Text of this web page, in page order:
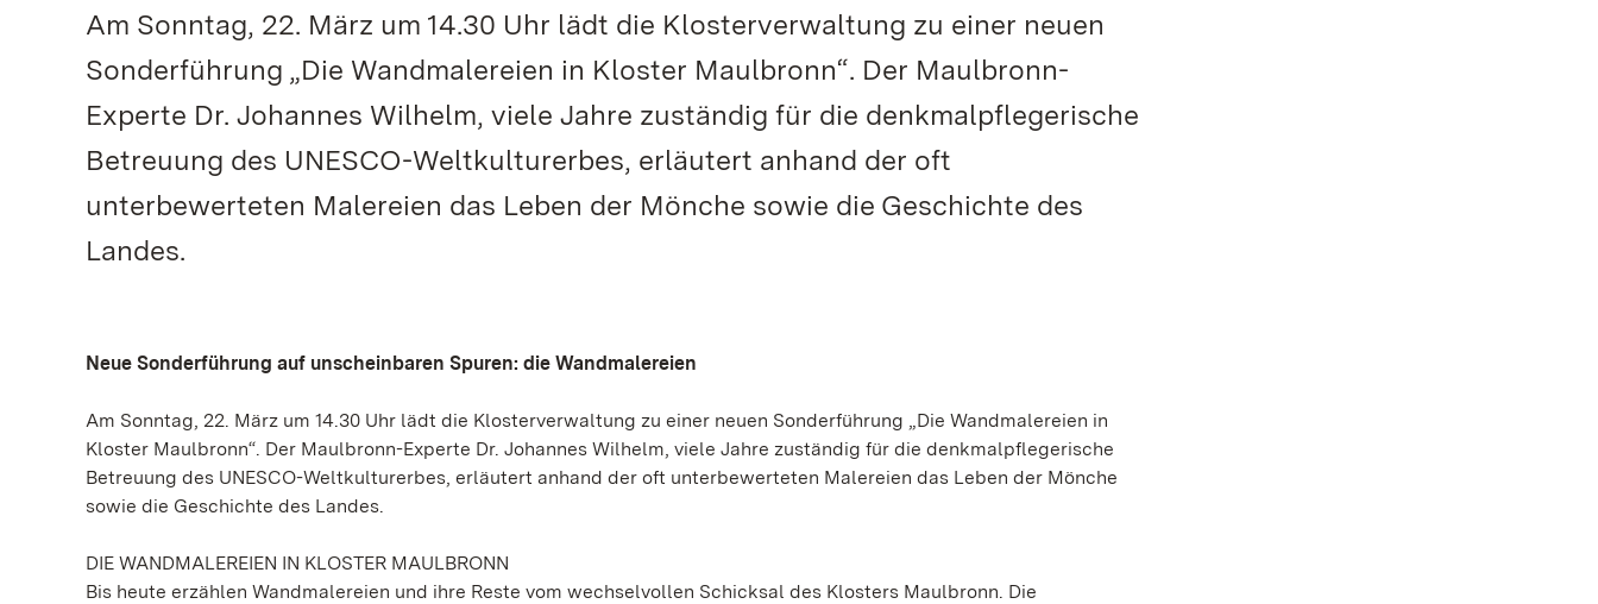
Am Sonntag, 22. März um 14.30 Uhr lädt die Klosterverwaltung zu einer neuen
Sonderführung „Die Wandmalereien in Kloster Maulbronn“. Der Maulbronn-
Experte Dr. Johannes Wilhelm, viele Jahre zuständig für die denkmalpflegerische
Betreuung des UNESCO-Weltkulturerbes, erläutert anhand der oft
unterbewerteten Malereien das Leben der Mönche sowie die Geschichte des
Landes.
Neue Sonderführung auf unscheinbaren Spuren: die Wandmalereien
Am Sonntag, 22. März um 14.30 Uhr lädt die Klosterverwaltung zu einer neuen Sonderführung „Die Wandmalereien in
Kloster Maulbronn“. Der Maulbronn-Experte Dr. Johannes Wilhelm, viele Jahre zuständig für die denkmalpflegerische
Betreuung des UNESCO-Weltkulturerbes, erläutert anhand der oft unterbewerteten Malereien das Leben der Mönche
sowie die Geschichte des Landes.
DIE WANDMALEREIEN IN KLOSTER MAULBRONN
Bis heute erzählen Wandmalereien und ihre Reste vom wechselvollen Schicksal des Klosters Maulbronn. Die